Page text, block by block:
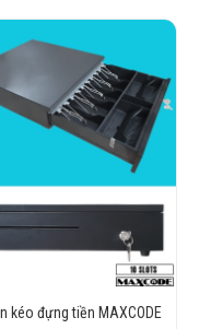
kéo đựng tiền MAXCODE